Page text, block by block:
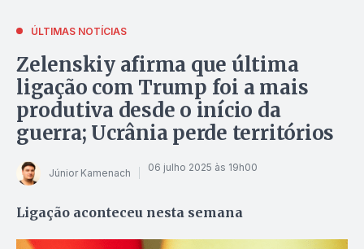
ÚLTIMAS NOTÍCIAS
Zelenskiy afirma que última
ligação com Trump foi a mais
produtiva desde o início da
guerra; Ucrânia perde territórios
Júnior Kamenach 06 julho 2025 às 19h00
Ligação aconteceu nesta semana